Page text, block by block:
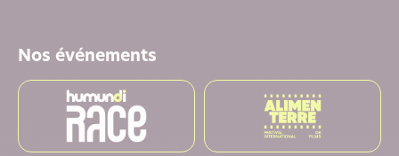
Nos événements